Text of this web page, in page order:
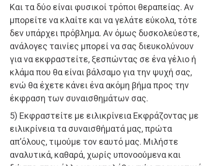
Και τα δύο είναι φυσικοί τρόποι θεραπείας. Αν
μπορείτε να κλαίτε και να γελάτε εύκολα, τότε
δεν υπάρχει πρόβλημα. Αν όμως δυσκολεύεστε,
ανάλογες ταινίες μπορεί να σας διευκολύνουν
για να εκφραστείτε, ξεσπώντας σε ένα γέλιο ή
κλάμα που θα είναι βάλσαμο για την ψυχή σας,
ενώ θα έχετε κάνει ένα ακόμη βήμα προς την
έκφραση των συναισθημάτων σας.
5) Εκφραστείτε με ειλικρίνεια Εκφράζοντας με
ειλικρίνεια τα συναισθήματά μας, πρώτα
απ’όλους, τιμούμε τον εαυτό μας. Μιλήστε
αναλυτικά, καθαρά, χωρίς υπονοούμενα και